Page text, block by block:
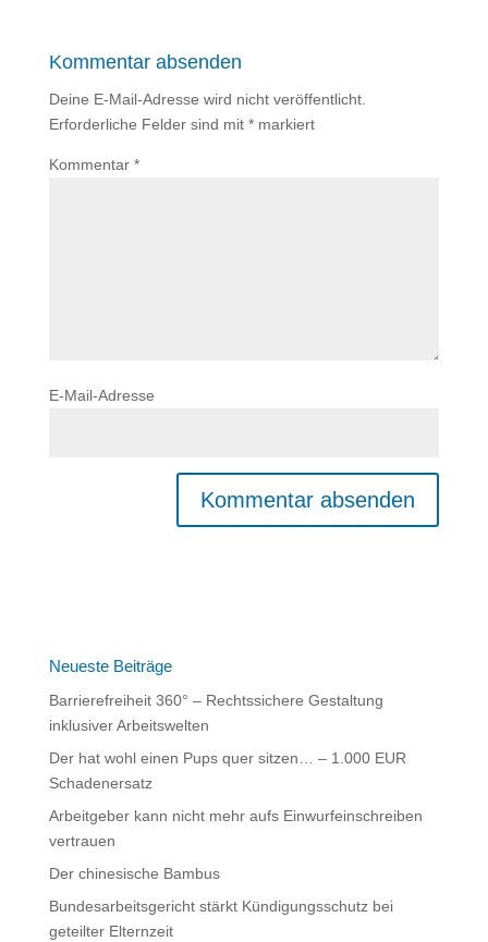
Kommentar absenden
Deine E-Mail-Adresse wird nicht veröffentlicht.
Erforderliche Felder sind mit *markiert
Kommentar *
E-Mail-Adresse
Neueste Beiträge
Barrierefreiheit 360° – Rechtssichere Gestaltung
inklusiver Arbeitswelten
Der hat wohl einen Pups quer sitzen… – 1.000 EUR
Schadenersatz
Arbeitgeber kann nicht mehr aufs Einwurfeinschreiben
vertrauen
Der chinesische Bambus
Bundesarbeitsgericht stärkt Kündigungsschutz bei
geteilter Elternzeit